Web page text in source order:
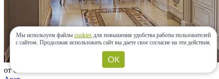
от 663 ₽
Мы используем файлы cookies для повышения удобства работы пользователей
с сайтом. Продолжая использовать сайт вы даете свое согласие на эти действия.
ОК